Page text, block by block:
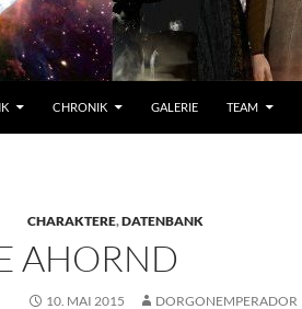
CHRONIK GALERIE TEAM
CHARAKTERE,DATENBANK
AHORND
10. MAI 2015 DORGONEMPERADOR